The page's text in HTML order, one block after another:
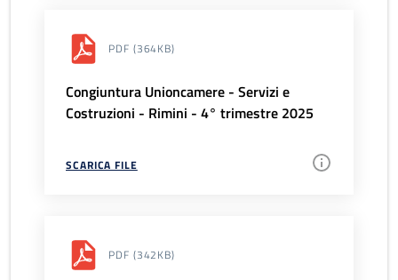
PDF (364KB)
Congiuntura Unioncamere - Servizi e
Costruzioni - Rimini - 4° trimestre 2025
SCARICA FILE
PDF (342KB)